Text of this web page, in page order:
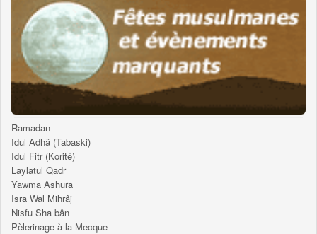
Ramadan
Idul Adhâ (Tabaski)
Idul Fitr (Korité)
Laylatul Qadr
Yawma Ashura
Isra Wal Mihrâj
Nisfu Sha bân
Pèlerinage à la Mecque